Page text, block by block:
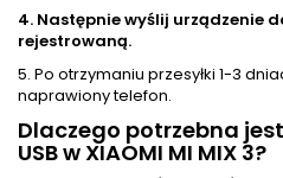
4. Następnie wyślij urządzenie
rejestrowaną.
5. Po otrzymaniu przesyłki 1-3
naprawiony telefon.
Dlaczego potrzebna
USB w XIAOMI MI MIX 3?